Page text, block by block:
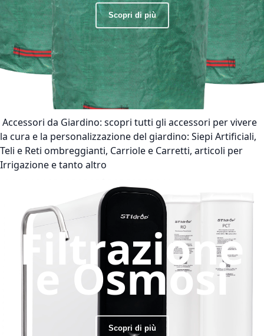
Scopri di più
Accessori da Giardino: scopri tutti gli accessori per vivere
la cura e la personalizzazione del giardino: Siepi Artificiali,
Teli e Reti ombreggianti, Carriole e Carretti, articoli per
Irrigazione e tanto altro
Filtrazione
e Osmosi
Scopri di più